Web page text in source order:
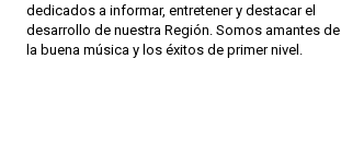
dedicados a informar, entretener y destacar el
desarrollo de nuestra Región. Somos amantes de
la buena música y los éxitos de primer nivel.